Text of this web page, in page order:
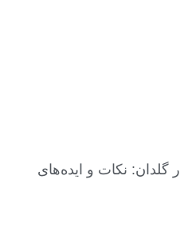
گلدان: نکات و ایده‌های